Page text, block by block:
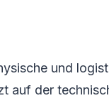
und
auf der